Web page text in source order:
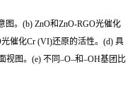
图。(b) ZnO和ZnO-RGO光催化
催化Cr (VI)还原的活性。(d) 具
视图。(e) 不同–O–和–OH基团比